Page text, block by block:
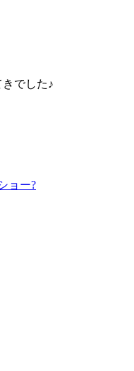
た♪
ョー?